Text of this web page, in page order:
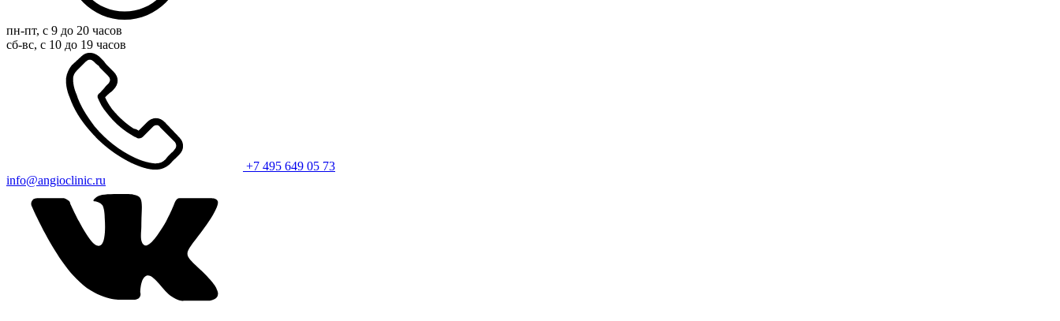
пн-пт, с 9 до 20 часов
сб-вс, с 10 до 19 часов
+7 495 649 05 73
info@angioclinic.ru